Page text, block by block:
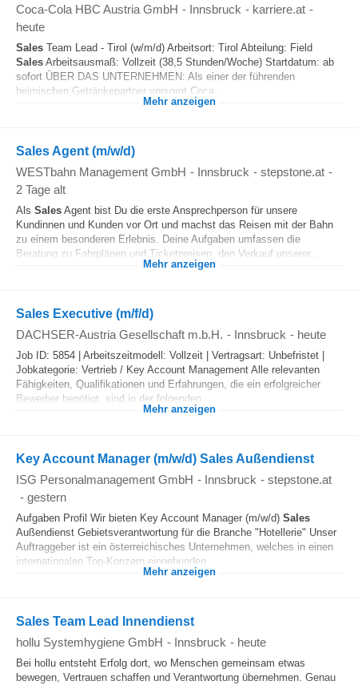
Coca-Cola HBC Austria GmbH - Innsbruck - karriere.at -
heute
Sales Team Lead - Tirol (w/m/d) Arbeitsort: Tirol Abteilung: Field
Sales Arbeitsausmaß: Vollzeit (38,5 Stunden/Woche) Startdatum: ab
sofort ÜBER DAS UNTERNEHMEN: Als einer der führenden
heimischen Getränkepartner versorgt Coca...
Mehr anzeigen
Sales Agent (m/w/d)
WESTbahn Management GmbH - Innsbruck - stepstone.at -
2 Tage alt
Als Sales Agent bist Du die erste Ansprechperson für unsere
Kundinnen und Kunden vor Ort und machst das Reisen mit der Bahn
zu einem besonderen Erlebnis. Deine Aufgaben umfassen die
Beratung zu Fahrplänen und Ticketpreisen, den Verkauf unserer...
Mehr anzeigen
Sales Executive (m/f/d)
DACHSER-Austria Gesellschaft m.b.H. - Innsbruck - heute
Job ID: 5854 | Arbeitszeitmodell: Vollzeit | Vertragsart: Unbefristet |
Jobkategorie: Vertrieb / Key Account Management Alle relevanten
Fähigkeiten, Qualifikationen und Erfahrungen, die ein erfolgreicher
Bewerber benötigt, sind in der folgenden...
Mehr anzeigen
Key Account Manager (m/w/d) Sales Außendienst
ISG Personalmanagement GmbH - Innsbruck - stepstone.at
- gestern
Aufgaben Profil Wir bieten Key Account Manager (m/w/d) Sales
Außendienst Gebietsverantwortung für die Branche "Hotellerie" Unser
Auftraggeber ist ein österreichisches Unternehmen, welches in einen
internationalen Top-Konzern eingebunden...
Mehr anzeigen
Sales Team Lead Innendienst
hollu Systemhygiene GmbH - Innsbruck - heute
Bei hollu entsteht Erfolg dort, wo Menschen gemeinsam etwas
bewegen, Vertrauen schaffen und Verantwortung übernehmen. Genau